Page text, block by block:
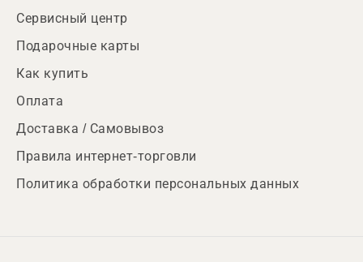
Сервисный центр
Подарочные карты
Как купить
Оплата
Доставка / Самовывоз
Правила интернет-торговли
Политика обработки персональных данных